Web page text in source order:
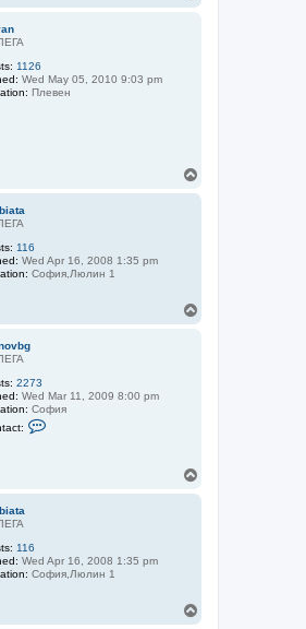
o
v
1126
Wed May 05, 2010 9:03 pm
Плевен
116
Wed Apr 16, 2008 1:35 pm
София,Люлин 1
2273
Wed Mar 11, 2009 8:00 pm
София
o
v
116
Wed Apr 16, 2008 1:35 pm
София,Люлин 1